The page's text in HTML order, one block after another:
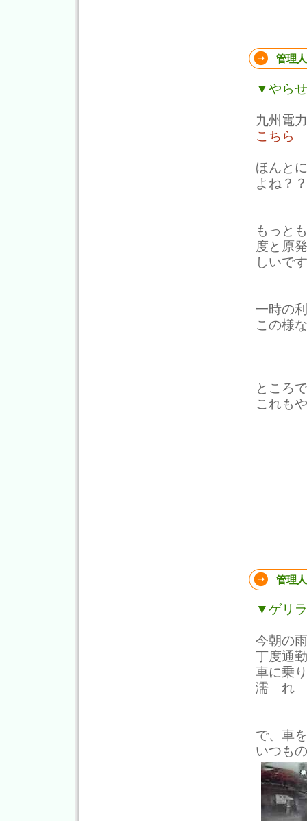
管理
▼やらせ
九州電
こちら
ほんと
よね？？
もっと
度と原
しいで
一時の
この様
ところ
これも
管理
▼ゲリ
今朝の
丁度通
車に乗
濡 れ
で、車
いつも